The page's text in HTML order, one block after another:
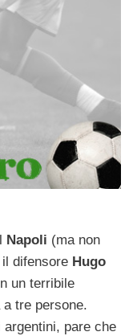
Napoli (ma non
difensore Hugo
un terribile
tre persone.
pare che